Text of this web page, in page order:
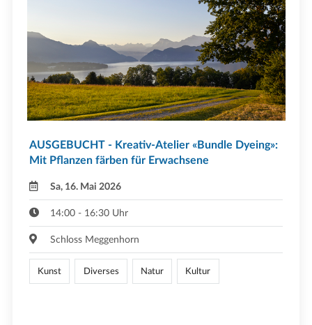
AUSGEBUCHT - Kreativ-Atelier «Bundle Dyeing»:
Mit Pflanzen färben für Erwachsene
Sa, 16. Mai 2026
14:00 - 16:30 Uhr
Schloss Meggenhorn
Kunst Diverses Natur Kultur